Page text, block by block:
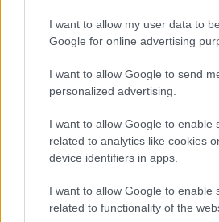
I want to allow my user data to
Google for online advertising
I want to allow Google to send
personalized advertising.
I want to allow Google to enable
related to analytics like cookies
device identifiers in apps.
I want to allow Google to enable
related to functionality of the